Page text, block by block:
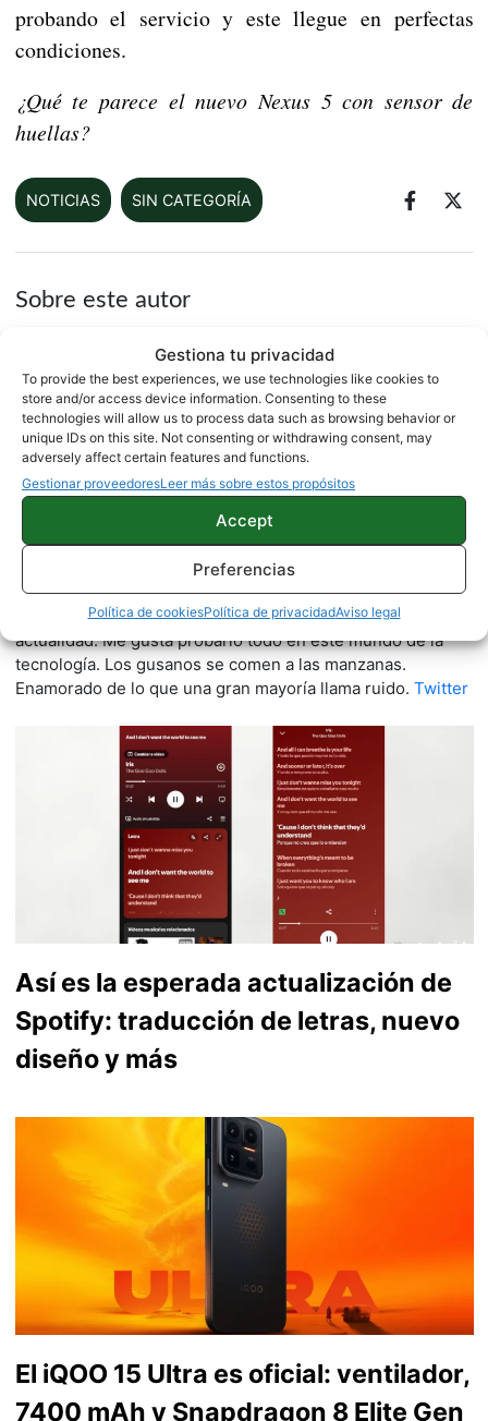
Gestiona tu privacidad
To provide the best experiences, we use technologies like cookies to
store and/or access device information. Consenting to these
technologies will allow us to process data such as browsing behavior or
unique IDs on this site. Not consenting or withdrawing consent, may
adversely affect certain features and functions.
Gestionar proveedoresLeer más sobre estos propósitos
Accept
Preferencias
Política de cookiesPolítica de privacidadAviso legal
probando el servicio y este llegue en perfectas
condiciones.
¿Qué te parece el nuevo Nexus 5 con sensor de
huellas?
NOTICIAS SIN CATEGORÍA
Sobre este autor
11059 artículos publicados en ProAndroid desde 2020.
Redactor en Pro Android | Apasionado de ese Androide
verde que tanto esconde. Se comenta que tecleo sobre
actualidad. Me gusta probarlo todo en este mundo de la
tecnología. Los gusanos se comen a las manzanas.
Enamorado de lo que una gran mayoría llama ruido. Twitter
Así es la esperada actualización de
Spotify: traducción de letras, nuevo
diseño y más
El iQOO 15 Ultra es oficial: ventilador,
7400 mAh y Snapdragon 8 Elite Gen